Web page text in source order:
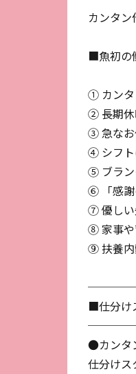
カンタ
■魚初の
① カンタ
② 長期休
③ 急なお
④ シフト
⑤ ブラン
⑥ 「感謝
⑦ 優しい
⑧ 家事や
⑨ 扶養内
■仕分け
●カンタ
仕分けス